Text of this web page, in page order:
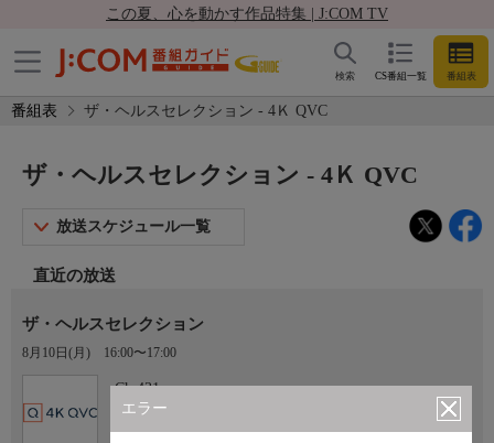
この夏、心を動かす作品特集 | J:COM TV
CS番組一覧 番組表
検索
番組表 ザ・ヘルスセレクション - 4Ｋ QVC
エラー
ザ・ヘルスセレクション - 4Ｋ QVC
放送スケジュール一覧
直近の放送
ザ・ヘルスセレクション
8月10日(月) 16:00〜17:00
Ch.431
4Ｋ QVC